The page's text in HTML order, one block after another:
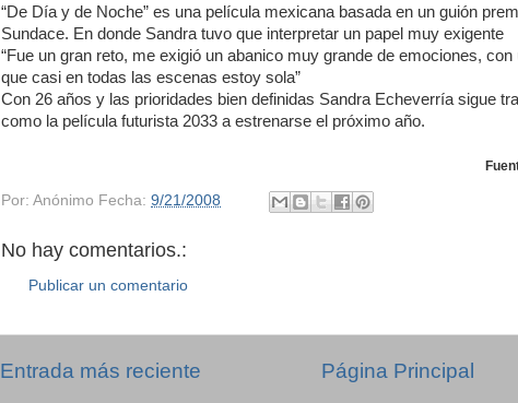
“De Día y de Noche” es una película mexicana basada en un guión
Sundace. En donde Sandra tuvo que interpretar un papel muy exigente
“Fue un gran reto, me exigió un abanico muy grande de emociones,
que casi en todas las escenas estoy sola”
Con 26 años y las prioridades bien definidas Sandra Echeverría sigue
como la película futurista 2033 a estrenarse el próximo año.
Por: Anónimo Fecha: 9/21/2008
No hay comentarios.:
Publicar un comentario
Entrada más reciente Página Principal